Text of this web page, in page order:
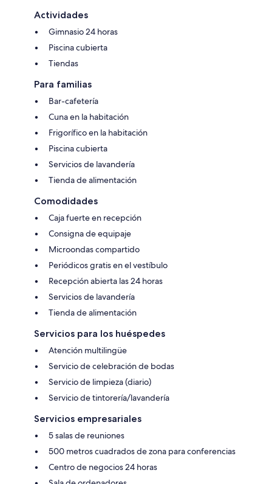
Actividades
Gimnasio 24 horas
Piscina cubierta
Tiendas
Para familias
Bar-cafetería
Cuna en la habitación
Frigorífico en la habitación
Piscina cubierta
Servicios de lavandería
Tienda de alimentación
Comodidades
Caja fuerte en recepción
Consigna de equipaje
Microondas compartido
Periódicos gratis en el vestíbulo
Recepción abierta las 24 horas
Servicios de lavandería
Tienda de alimentación
Servicios para los huéspedes
Atención multilingüe
Servicio de celebración de bodas
Servicio de limpieza (diario)
Servicio de tintorería/lavandería
Servicios empresariales
5 salas de reuniones
500 metros cuadrados de zona para conferencias
Centro de negocios 24 horas